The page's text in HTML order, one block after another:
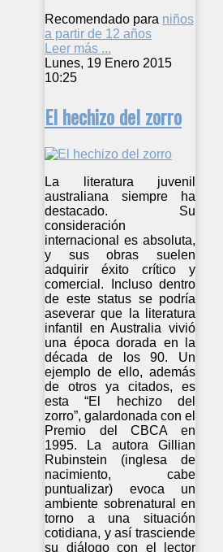
Recomendado para niños
a partir de 12 años
Leer más ...
Lunes, 19 Enero 2015
10:25
El hechizo del zorro
La literatura juvenil
australiana siempre ha
destacado. Su
consideración
internacional es absoluta,
y sus obras suelen
adquirir éxito crítico y
comercial. Incluso dentro
de este status se podría
aseverar que la literatura
infantil en Australia vivió
una época dorada en la
década de los 90. Un
ejemplo de ello, además
de otros ya citados, es
esta “El hechizo del
zorro”, galardonada con el
Premio del CBCA en
1995. La autora Gillian
Rubinstein (inglesa de
nacimiento, cabe
puntualizar) evoca un
ambiente sobrenatural en
torno a una situación
cotidiana, y así trasciende
su diálogo con el lector